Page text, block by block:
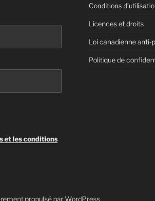
et les conditions
Conditions
Licences et droits
Loi canadienne anti-
Politique de
propulsé par WordPress